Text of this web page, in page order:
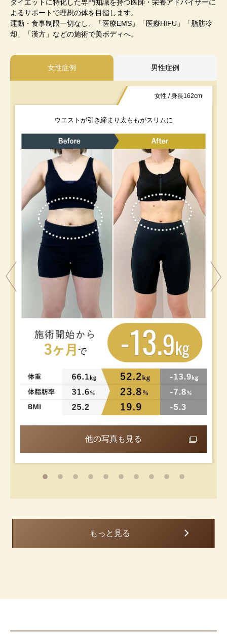
ダイエットに特化した専門知識を持つ医師・栄養アドバイザーに
よるサポートで理想の体を目指します。
運動・食事制限一切なし、「医療EMS」「医療HIFU」「脂肪冷
却」「漢方」などの施術で美ボディへ。
女性症例 男性症例
女性 / 身長162cm
ウエストが引き締まり太ももがスリムに
他の写真も見る
もっと見る